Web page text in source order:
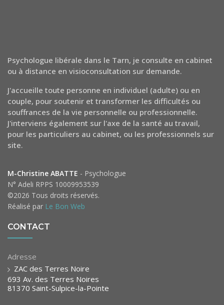
Psychologue libérale dans le Tarn, je consulte en cabinet
ou à distance en visioconsultation sur demande.
J'accueille toute personne en individuel (adulte) ou en
couple, pour soutenir et transformer les difficultés ou
souffrances de la vie personnelle ou professionnelle.
J'interviens également sur l'axe de la santé au travail,
pour les particuliers au cabinet, ou les professionnels sur
site.
M-Christine ABATTE - Psychologue
N° Adeli RPPS 10009953539
©2026 Tous droits réservés.
Réalisé par Le Bon Web
CONTACT
Adresse
ZAC des Terres Noire
693 Av. des Terres Noires
81370 Saint-Sulpice-la-Pointe